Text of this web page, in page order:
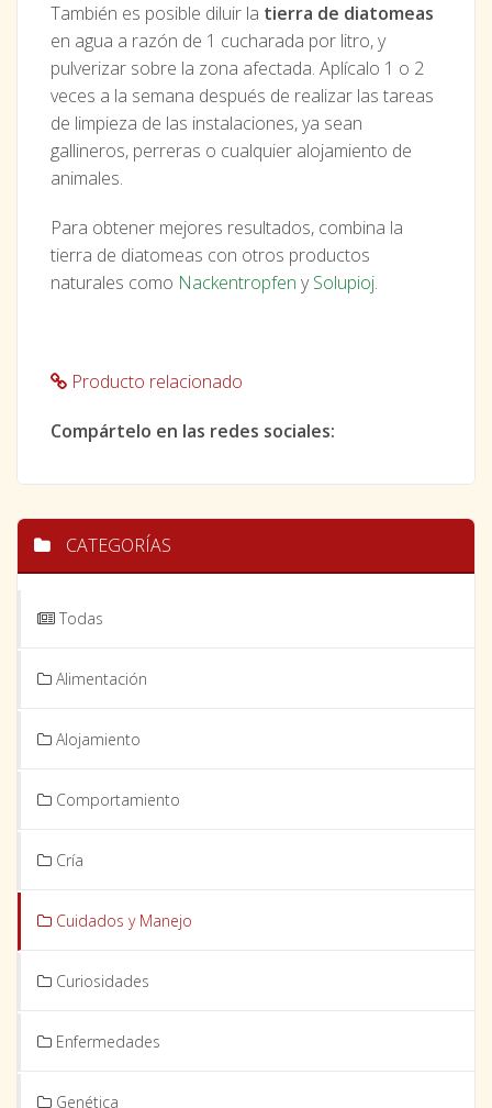
También es posible diluir la tierra de diatomeas
en agua a razón de 1 cucharada por litro, y
pulverizar sobre la zona afectada. Aplícalo 1 o 2
veces a la semana después de realizar las tareas
de limpieza de las instalaciones, ya sean
gallineros, perreras o cualquier alojamiento de
animales.
Para obtener mejores resultados, combina la
tierra de diatomeas con otros productos
naturales como Nackentropfen ySolupioj.
Producto relacionado
Compártelo en las redes sociales:
CATEGORÍAS
Todas
Alimentación
Alojamiento
Comportamiento
Cría
Cuidados y Manejo
Curiosidades
Enfermedades
Genética